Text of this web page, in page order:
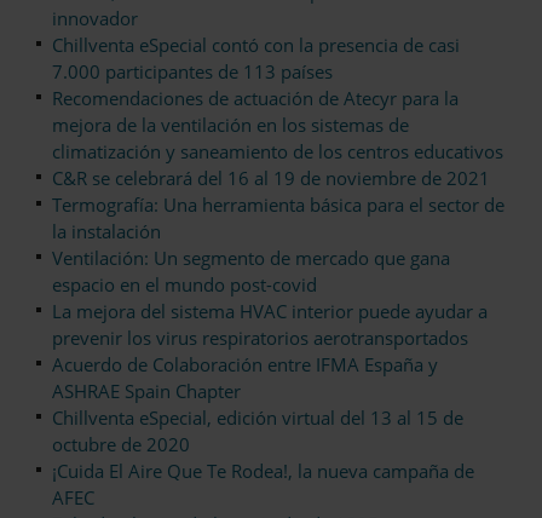
innovador
Chillventa eSpecial contó con la presencia de casi
7.000 participantes de 113 países
Recomendaciones de actuación de Atecyr para la
mejora de la ventilación en los sistemas de
climatización y saneamiento de los centros educativos
C&R se celebrará del 16 al 19 de noviembre de 2021
Termografía: Una herramienta básica para el sector de
la instalación
Ventilación: Un segmento de mercado que gana
espacio en el mundo post-covid
La mejora del sistema HVAC interior puede ayudar a
prevenir los virus respiratorios aerotransportados
Acuerdo de Colaboración entre IFMA España y
ASHRAE Spain Chapter
Chillventa eSpecial, edición virtual del 13 al 15 de
octubre de 2020
¡Cuida El Aire Que Te Rodea!, la nueva campaña de
AFEC